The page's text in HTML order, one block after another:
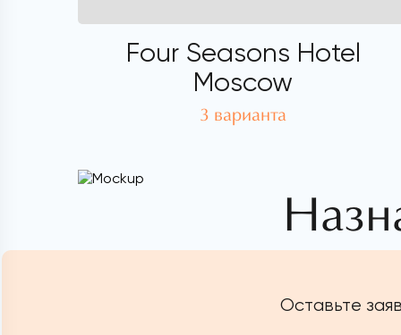
Four Seasons Hotel
Moscow
3 варианта
Оставьте